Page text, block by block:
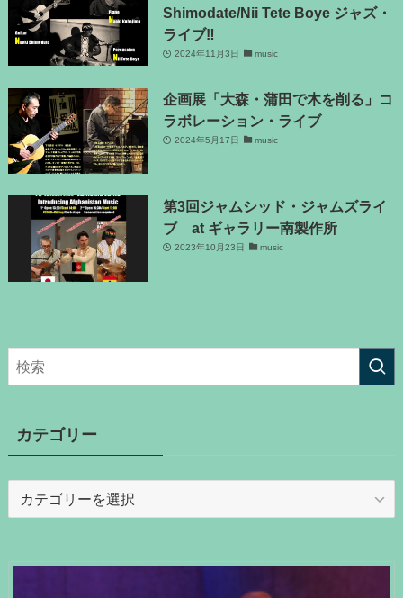
Shimodate/Nii Tete Boye ジャズ・
ライブ‼
2024年11月3日 music
企画展「大森・蒲田で木を削る」コ
ラボレーション・ライブ
2024年5月17日 music
第3回ジャムシッド・ジャムズライ
ブ at ギャラリー南製作所
2023年10月23日 music
カテゴリー
リ